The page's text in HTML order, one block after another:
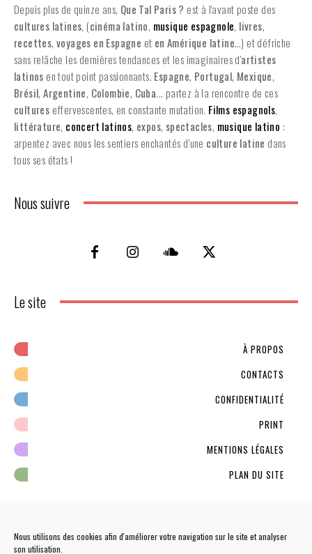
Nous utilisons des cookies afin d'améliorer votre navigation sur le site et analyser
son utilisation.
Depuis plus de quinze ans, Que Tal Paris ? est à l'avant poste des
cultures latines, (cinéma latino, musique espagnole, livres,
recettes,voyages en Espagne et en Amérique latine…) et défriche
sans relâche les dernières tendances et les imaginaires d'artistes
latinos en tout point passionnants. Espagne, Portugal, Mexique,
Brésil,Argentine, Colombie, Cuba... partez à la rencontre de ces
cultures effervescentes, en constante mutation. Films espagnols,
littérature, concert latinos, expos, spectacles, musique latino :
arpentez avec nous les sentiers enchantés d’une culture latine dans
tous ses états !
Nous suivre
Le site
À PROPOS
CONTACTS
CONFIDENTIALITÉ
PRINT
MENTIONS LÉGALES
PLAN DU SITE